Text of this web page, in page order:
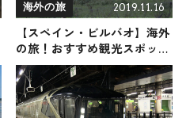
海外の旅 2019.11.16
【スペイン・ビルバオ】海外
の旅！おすすめ観光スポット
やグルメをリポート